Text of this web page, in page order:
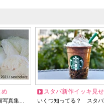
め
写真集…
スタバ新作イッキ見せ
いくつ知ってる？ スタ